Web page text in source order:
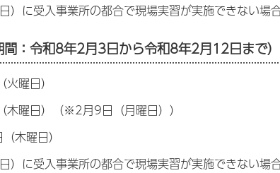
に受入事業所の都合で現場実習が実施できない場
：令和8年2月3日から令和8年2月12日まで）
曜日）
曜日）（※2月9日（月曜日））
木曜日）
に受入事業所の都合で現場実習が実施できない場